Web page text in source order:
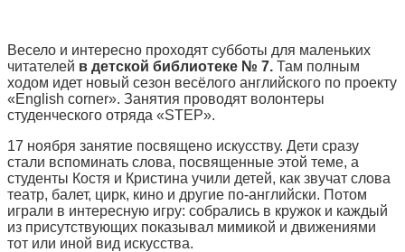
Весело и интересно проходят субботы для маленьких
читателей в детской библиотеке № 7. Там полным
ходом идет новый сезон весёлого английского по проекту
«English corner». Занятия проводят волонтеры
студенческого отряда «STEP».
17 ноября занятие посвящено искусству. Дети сразу
стали вспоминать слова, посвященные этой теме, а
студенты Костя и Кристина учили детей, как звучат слова
театр, балет, цирк, кино и другие по-английски. Потом
играли в интересную игру: собрались в кружок и каждый
из присутствующих показывал мимикой и движениями
тот или иной вид искусства.